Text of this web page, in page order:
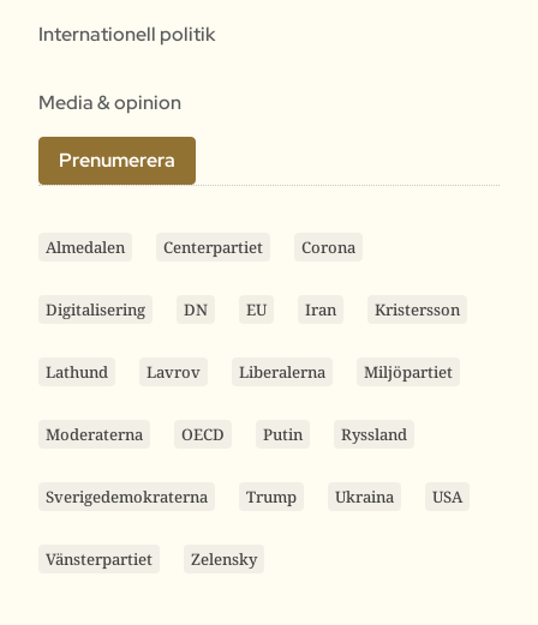
Internationell politik
Media & opinion
Prenumerera
Almedalen Centerpartiet Corona
Digitalisering DN EU Iran Kristersson
Lathund Lavrov Liberalerna Miljöpartiet
Moderaterna OECD Putin Ryssland
Sverigedemokraterna Trump Ukraina USA
Vänsterpartiet Zelensky